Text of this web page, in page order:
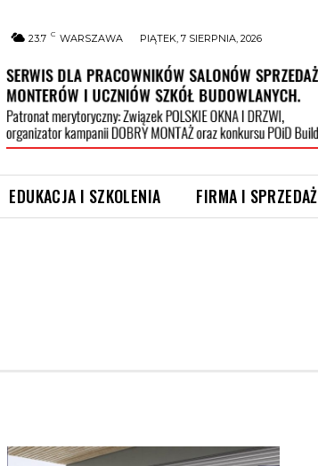
23.7 C WARSZAWA PIĄTEK, 7 SIERPNIA, 2026
EDUKACJA I SZKOLENIA FIRMA I SPRZEDAŻ